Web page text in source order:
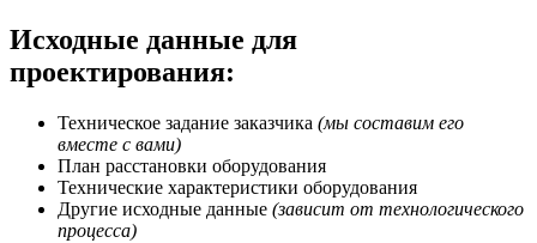
Исходные данные для
проектирования:
Техническое задание заказчика (мы составим его
вместе с вами)
План расстановки оборудования
Технические характеристики оборудования
Другие исходные данные (зависит от технологического
процесса)